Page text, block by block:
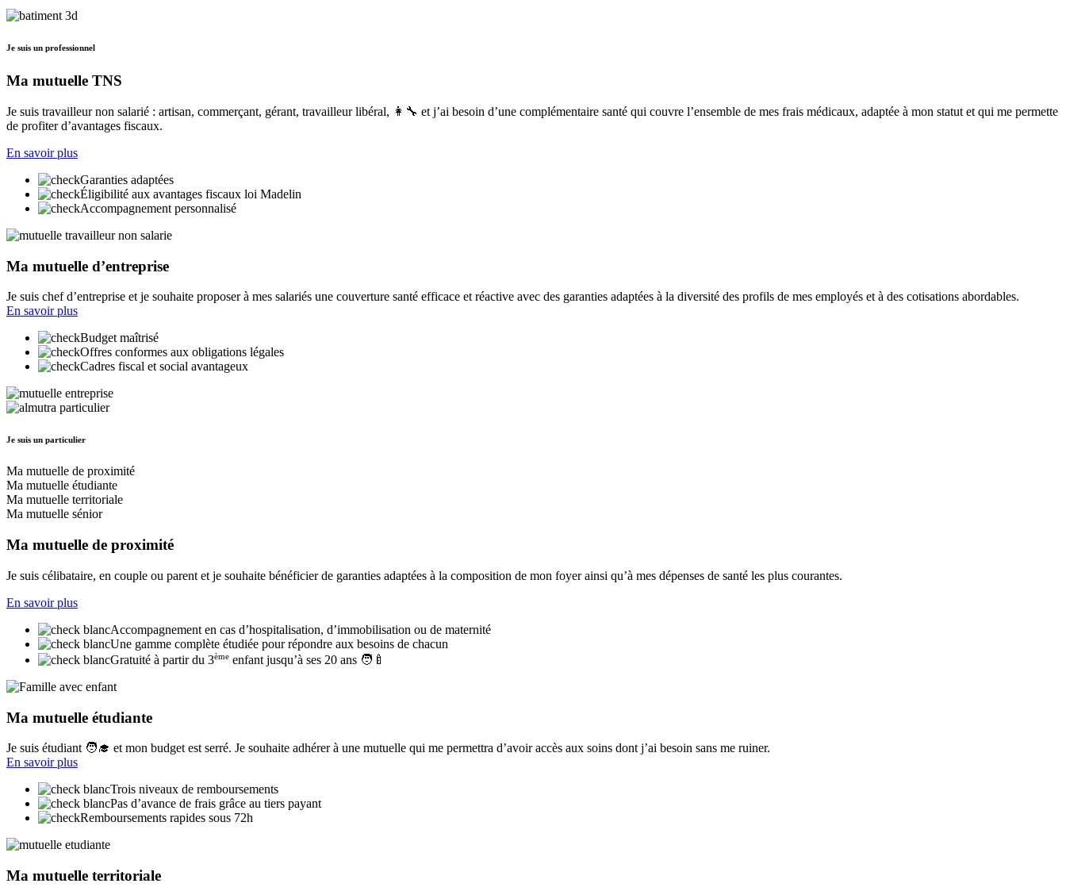
Je suis un professionnel
Ma mutuelle TNS
Je suis travailleur non salarié : artisan, commerçant, gérant, travailleur libéral, 👩‍🔧 et j’ai besoin d’une complémentaire santé qui couvre l’ensemble de mes frais médicaux, adaptée à mon statut et qui me permette
de profiter d’avantages fiscaux.
En savoir plus
Garanties adaptées
Éligibilité aux avantages fiscaux loi Madelin
Accompagnement personnalisé
Ma mutuelle d’entreprise
Je suis chef d’entreprise et je souhaite proposer à mes salariés une couverture santé efficace et réactive avec des garanties adaptées à la diversité des profils de mes employés et à des cotisations abordables.
En savoir plus
Budget maîtrisé
Offres conformes aux obligations légales
Cadres fiscal et social avantageux
Je suis un particulier
Ma mutuelle de proximité
Ma mutuelle étudiante
Ma mutuelle territoriale
Ma mutuelle sénior
Ma mutuelle de proximité
Je suis célibataire, en couple ou parent et je souhaite bénéficier de garanties adaptées à la composition de mon foyer ainsi qu’à mes dépenses de santé les plus courantes.
En savoir plus
Accompagnement en cas d’hospitalisation, d’immobilisation ou de maternité
Une gamme complète étudiée pour répondre aux besoins de chacun
Gratuité à partir du 3ème enfant jusqu’à ses 20 ans 🧑‍🍼
Ma mutuelle étudiante
Je suis étudiant 🧑‍🎓 et mon budget est serré. Je souhaite adhérer à une mutuelle qui me permettra d’avoir accès aux soins dont j’ai besoin sans me ruiner.
En savoir plus
Trois niveaux de remboursements
Pas d’avance de frais grâce au tiers payant
Remboursements rapides sous 72h
Ma mutuelle territoriale